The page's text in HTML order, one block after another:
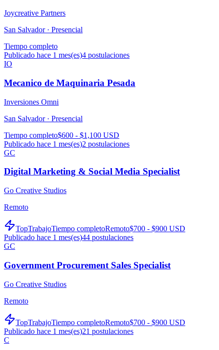
Joycreative Partners
San Salvador · Presencial
Tiempo completo
Publicado hace 1 mes(es)4 postulaciones
IO
Mecanico de Maquinaria Pesada
Inversiones Omni
San Salvador · Presencial
Tiempo completo$600 - $1,100 USD
Publicado hace 1 mes(es)2 postulaciones
GC
Digital Marketing & Social Media Specialist
Go Creative Studios
Remoto
TopTrabajoTiempo completoRemoto$700 - $900 USD
Publicado hace 1 mes(es)44 postulaciones
GC
Government Procurement Sales Specialist
Go Creative Studios
Remoto
TopTrabajoTiempo completoRemoto$700 - $900 USD
Publicado hace 1 mes(es)21 postulaciones
C